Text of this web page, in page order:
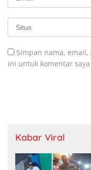
Simpan nama,
ini untuk komentar
Kabar Viral